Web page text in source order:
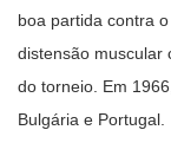
boa partida contra
distensão muscular
do torneio. Em
Bulgária e Portugal.